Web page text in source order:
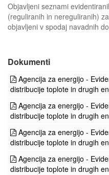
Objavljeni seznami
(reguliranih in nereguliranih)
objavljeni v spodaj navadnih
Dokumenti
Agencija za energijo -
distribucije toplote in drugih
Agencija za energijo -
distribucije toplote in drugih
Agencija za energijo -
distribucije toplote in drugih
Agencija za energijo -
distribucije toplote in drugih